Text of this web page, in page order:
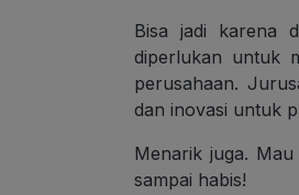
Bisa jadi karena
diperlukan untuk
perusahaan.
dan inovasi untuk
Menarik juga.
sampai habis!